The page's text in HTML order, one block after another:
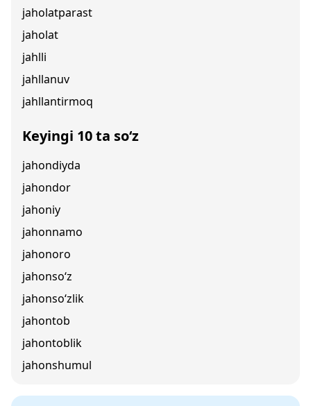
jaholatparast
jaholat
jahlli
jahllanuv
jahllantirmoq
Keyingi 10 ta so‘z
jahondiyda
jahondor
jahoniy
jahonnamo
jahonoro
jahonso‘z
jahonso‘zlik
jahontob
jahontoblik
jahonshumul